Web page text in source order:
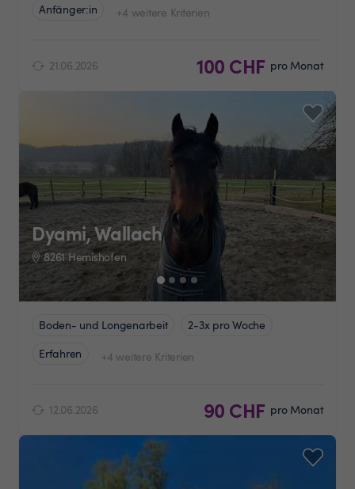
Anfänger:in
+4 weitere Kriterien
21.06.2026 100 CHF pro Monat
Dyami, Wallach
8261 Hemishofen
Boden- und Longenarbeit
2-3x pro Woche
Erfahren
+4 weitere Kriterien
12.06.2026 90 CHF pro Monat